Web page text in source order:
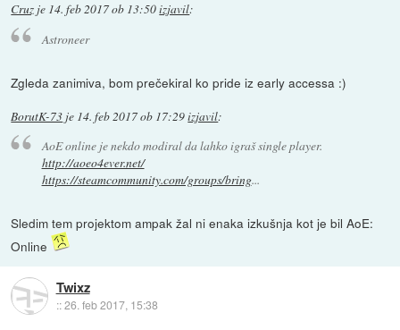
Cruz je 14. feb 2017 ob 13:50izjavil:
Astroneer
Zgleda zanimiva, bom prečekiral ko pride iz early accessa :)
BorutK-73 je 14. feb 2017 ob 17:29izjavil:
AoE online je nekdo modiral da lahko igraš single player.
http://aoeo4ever.net/
https://steamcommunity.com/groups/bring...
Sledim tem projektom ampak žal ni enaka izkušnja kot je bil AoE:
Online
Twixz
::26. feb 2017, 15:38